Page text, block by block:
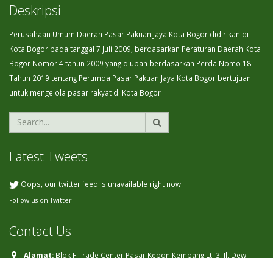
Deskripsi
Perusahaan Umum Daerah Pasar Pakuan Jaya Kota Bogor didirikan di
Kota Bogor pada tanggal 7 Juli 2009, berdasarkan Peraturan Daerah Kota
Bogor Nomor 4 tahun 2009 yang diubah berdasarkan Perda Nomo 18
Tahun 2019 tentang Perumda Pasar Pakuan Jaya Kota Bogor bertujuan
untuk mengelola pasar rakyat di Kota Bogor
Latest Tweets
Oops, our twitter feed is unavailable right now.
Follow us on Twitter
Contact Us
Alamat: Blok F Trade Center Pasar Kebon Kembang Lt. 3, Jl. Dewi